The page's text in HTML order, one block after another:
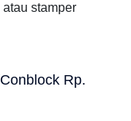
stamper
Rp.